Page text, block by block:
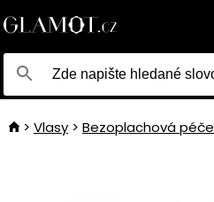
Vlasy Bezoplachová péče